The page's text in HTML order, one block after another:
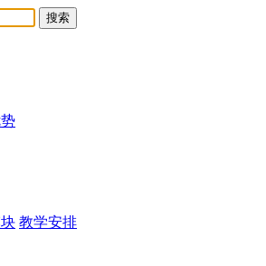
教学安排